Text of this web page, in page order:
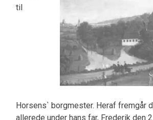
til
Horsens` borgmester. Heraf fremgår
allerede under hans far, Frederik den